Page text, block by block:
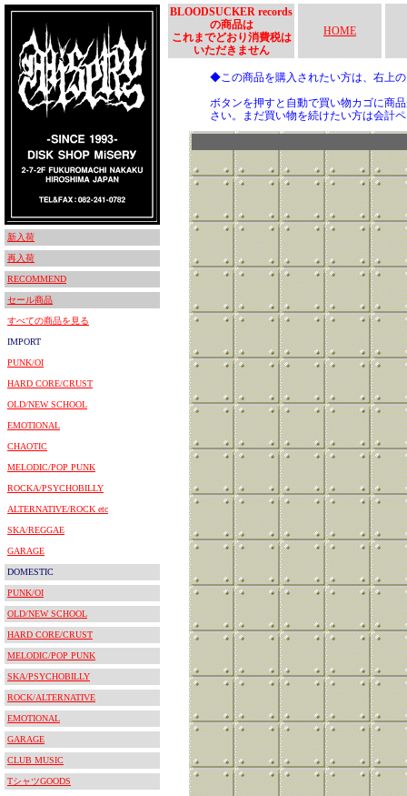
新入荷
再入荷
RECOMMEND
セール商品
すべての商品を見る
IMPORT
PUNK/OI
HARD CORE/CRUST
OLD/NEW SCHOOL
EMOTIONAL
CHAOTIC
MELODIC/POP PUNK
ROCKA/PSYCHOBILLY
ALTERNATIVE/ROCK etc
SKA/REGGAE
GARAGE
DOMESTIC
PUNK/OI
OLD/NEW SCHOOL
HARD CORE/CRUST
MELODIC/POP PUNK
SKA/PSYCHOBILLY
ROCK/ALTERNATIVE
EMOTIONAL
GARAGE
CLUB MUSIC
TシャツGOODS
BLOODSUCKER records
の商品は
これまでどおり消費税は
いただきません
HOME
◆この商品を購入されたい方は、右上
ボタンを押すと自動で買い物カゴに商
さい。まだ買い物を続けたい方は会計